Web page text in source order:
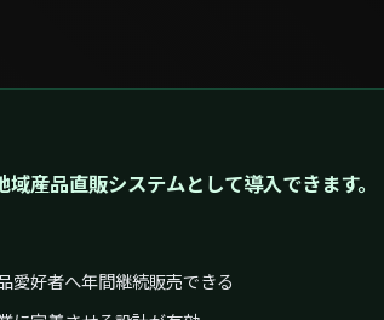
品直販システムとして導入できます。
好者へ年間継続販売できる
に定着させる設計が有効